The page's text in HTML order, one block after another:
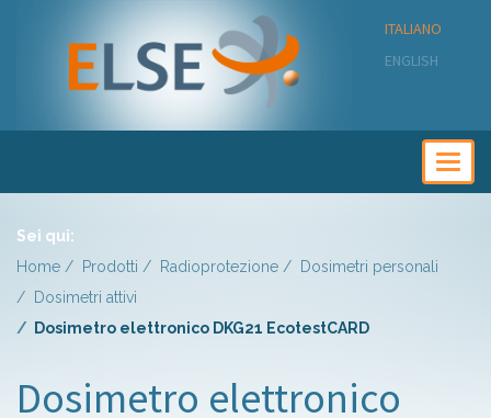
ITALIANO
ENGLISH
Sei qui:
Home
Prodotti Radioprotezione
Dosimetri personali
Dosimetri attivi
Dosimetro elettronico DKG21 EcotestCARD
Dosimetro elettronico